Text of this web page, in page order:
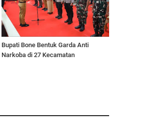
Bupati Bone Bentuk Garda Anti
Narkoba di 27 Kecamatan